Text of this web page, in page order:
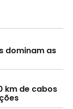
dominam as
km de cabos